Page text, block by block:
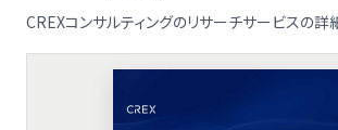
CREXコンサルティングのリサーチサービスの詳